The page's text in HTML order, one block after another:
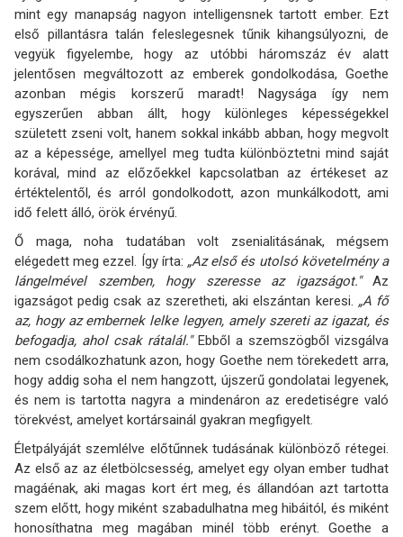
mint egy manapság nagyon intelligensnek tartott ember. Ezt
első pillantásra talán feleslegesnek tűnik kihangsúlyozni, de
vegyük figyelembe, hogy az utóbbi háromszáz év alatt
jelentősen megváltozott az emberek gondolkodása, Goethe
azonban mégis korszerű maradt! Nagysága így nem
egyszerűen abban állt, hogy különleges képességekkel
született zseni volt, hanem sokkal inkább abban, hogy megvolt
az a képessége, amellyel meg tudta különböztetni mind saját
korával, mind az előzőekkel kapcsolatban az értékeset az
értéktelentől, és arról gondolkodott, azon munkálkodott, ami
idő felett álló, örök érvényű.
Ő maga, noha tudatában volt zsenialitásának, mégsem
elégedett meg ezzel. Így írta: „Az első és utolsó követelmény a
lángelmével szemben, hogy szeresse az igazságot."Az
igazságot pedig csak az szeretheti, aki elszántan keresi. „A fő
az, hogy az embernek lelke legyen, amely szereti az igazat, és
befogadja, ahol csak rátalál."Ebből a szemszögből vizsgálva
nem csodálkozhatunk azon, hogy Goethe nem törekedett arra,
hogy addig soha el nem hangzott, újszerű gondolatai legyenek,
és nem is tartotta nagyra a mindenáron az eredetiségre való
törekvést, amelyet kortársainál gyakran megfigyelt.
Életpályáját szemlélve előtűnnek tudásának különböző rétegei.
Az első az az életbölcsesség, amelyet egy olyan ember tudhat
magáénak, aki magas kort ért meg, és állandóan azt tartotta
szem előtt, hogy miként szabadulhatna meg hibáitól, és miként
honosíthatna meg magában minél több erényt. Goethe a